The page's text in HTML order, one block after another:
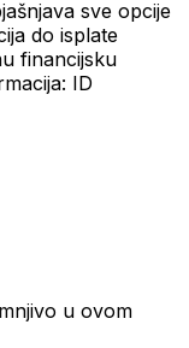
sve opcije
do isplate
financijsku
ID
u ovom